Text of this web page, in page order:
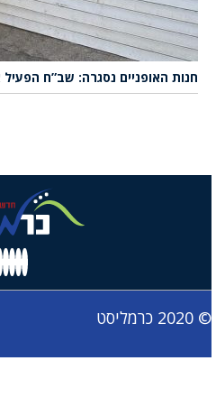
חנות האופניים נסגרה: שב”ח
© 2020 כרמליסט